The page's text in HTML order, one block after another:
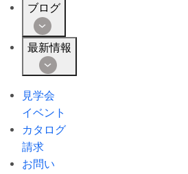
ブログ
最新情報
見学会
イベント
カタログ
請求
お問い